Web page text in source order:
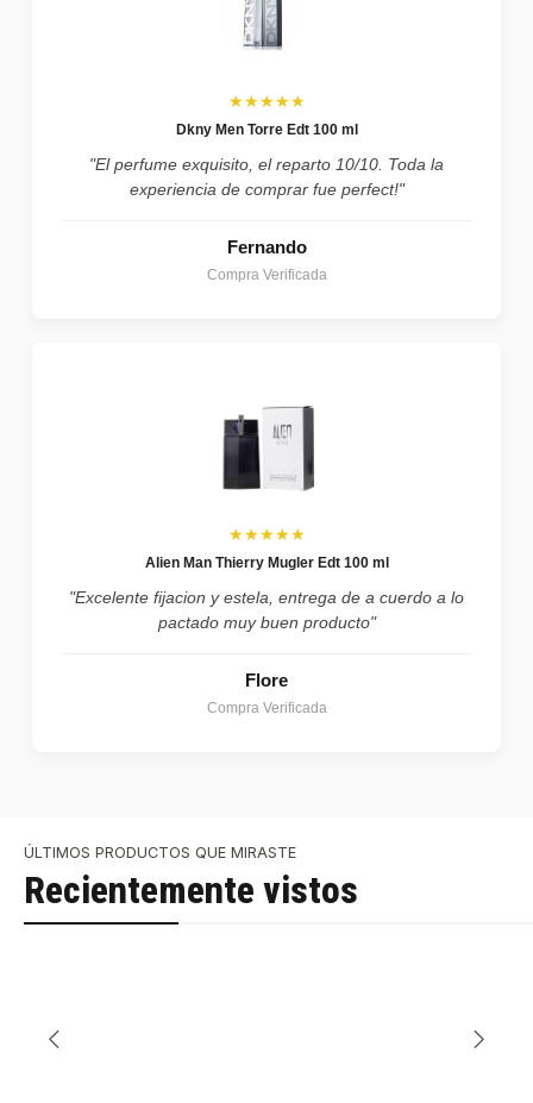
★★★★★
Dkny Men Torre Edt 100 ml
"El perfume exquisito, el reparto 10/10. Toda la
experiencia de comprar fue perfect!"
Fernando
Compra Verificada
★★★★★
Alien Man Thierry Mugler Edt 100 ml
"Excelente fijacion y estela, entrega de a cuerdo a lo
pactado muy buen producto"
Flore
Compra Verificada
ÚLTIMOS PRODUCTOS QUE MIRASTE
Recientemente vistos